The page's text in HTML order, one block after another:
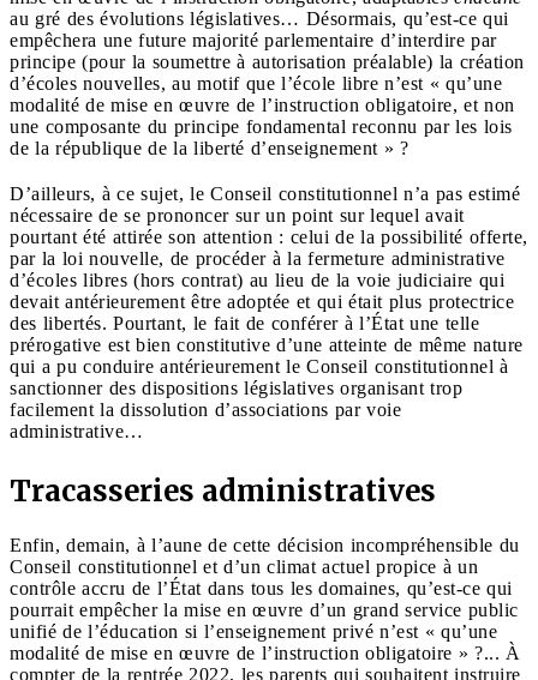
au gré des évolutions législatives… Désormais, qu’est-ce qui
empêchera une future majorité parlementaire d’interdire par
principe (pour la soumettre à autorisation préalable) la création
d’écoles nouvelles, au motif que l’école libre n’est « qu’une
modalité de mise en œuvre de l’instruction obligatoire, et non
une composante du principe fondamental reconnu par les lois
de la république de la liberté d’enseignement » ?
D’ailleurs, à ce sujet, le Conseil constitutionnel n’a pas estimé
nécessaire de se prononcer sur un point sur lequel avait
pourtant été attirée son attention : celui de la possibilité offerte,
par la loi nouvelle, de procéder à la fermeture administrative
d’écoles libres (hors contrat) au lieu de la voie judiciaire qui
devait antérieurement être adoptée et qui était plus protectrice
des libertés. Pourtant, le fait de conférer à l’État une telle
prérogative est bien constitutive d’une atteinte de même nature
qui a pu conduire antérieurement le Conseil constitutionnel à
sanctionner des dispositions législatives organisant trop
facilement la dissolution d’associations par voie
administrative…
Tracasseries administratives
Enfin, demain, à l’aune de cette décision incompréhensible du
Conseil constitutionnel et d’un climat actuel propice à un
contrôle accru de l’État dans tous les domaines, qu’est-ce qui
pourrait empêcher la mise en œuvre d’un grand service public
unifié de l’éducation si l’enseignement privé n’est « qu’une
modalité de mise en œuvre de l’instruction obligatoire » ?... À
compter de la rentrée 2022, les parents qui souhaitent instruire